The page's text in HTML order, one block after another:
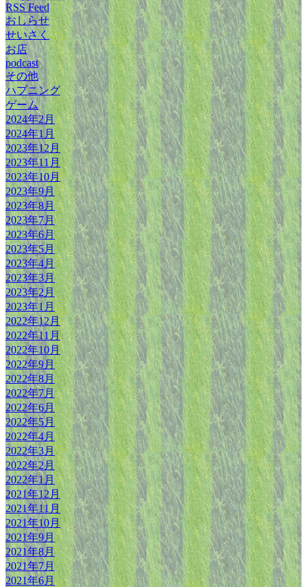
RSS Feed
おしらせ
せいさく
お店
podcast
その他
ハプニング
ゲーム
2024年2月
2024年1月
2023年12月
2023年11月
2023年10月
2023年9月
2023年8月
2023年7月
2023年6月
2023年5月
2023年4月
2023年3月
2023年2月
2023年1月
2022年12月
2022年11月
2022年10月
2022年9月
2022年8月
2022年7月
2022年6月
2022年5月
2022年4月
2022年3月
2022年2月
2022年1月
2021年12月
2021年11月
2021年10月
2021年9月
2021年8月
2021年7月
2021年6月